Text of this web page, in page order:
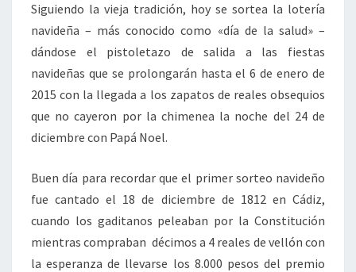
Siguiendo la vieja tradición, hoy se sortea la lotería
navideña – más conocido como «día de la salud» –
dándose el pistoletazo de salida a las fiestas
navideñas que se prolongarán hasta el 6 de enero de
2015 con la llegada a los zapatos de reales obsequios
que no cayeron por la chimenea la noche del 24 de
diciembre con Papá Noel.
Buen día para recordar que el primer sorteo navideño
fue cantado el 18 de diciembre de 1812 en Cádiz,
cuando los gaditanos peleaban por la Constitución
mientras compraban décimos a 4 reales de vellón con
la esperanza de llevarse los 8.000 pesos del premio